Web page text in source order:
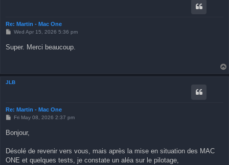
Re: Martin - Mac One
P
t
Wed Apr 15, 2026 5:36 pm
Super. Merci beaucoup.
JLB
Re: Martin - Mac One
P
t
Fri May 08, 2026 2:37 pm
Bonjour,
Désolé de revenir vers vous, mais après la mise en situation des MAC
ONE et quelques tests, je constate un aléa sur le pilotage,